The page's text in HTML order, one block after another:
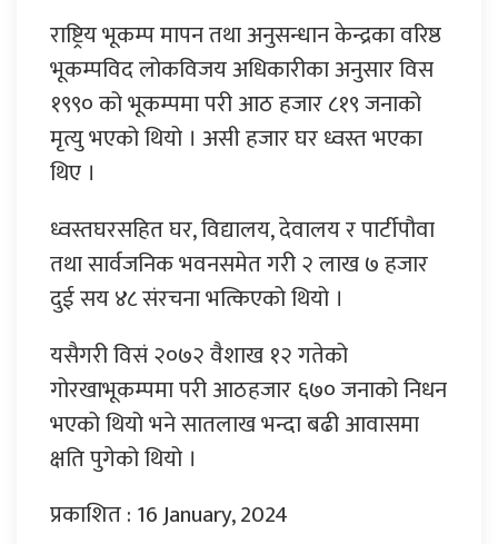
राष्ट्रिय भूकम्प मापन तथा अनुसन्धान केन्द्रका वरिष्ठ
भूकम्पविद लोकविजय अधिकारीका अनुसार विस
१९९० को भूकम्पमा परी आठ हजार ८१९ जनाको
मृत्यु भएको थियो । असी हजार घर ध्वस्त भएका
थिए ।
ध्वस्तघरसहित घर, विद्यालय, देवालय र पार्टीपौवा
तथा सार्वजनिक भवनसमेत गरी २ लाख ७ हजार
दुई सय ४८ संरचना भत्किएको थियो ।
यसैगरी विसं २०७२ वैशाख १२ गतेको
गोरखाभूकम्पमा परी आठहजार ६७० जनाको निधन
भएको थियो भने सातलाख भन्दा बढी आवासमा
क्षति पुगेको थियो ।
प्रकाशित : 16 January, 2024